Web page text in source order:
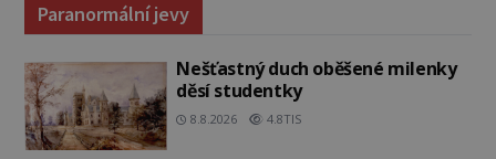
Paranormální jevy
Nešťastný duch oběšené milenky
děsí studentky
8.8.2026 4.8TIS